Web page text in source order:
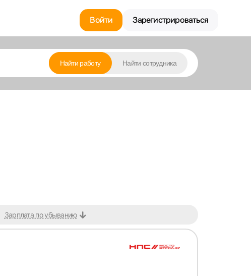
Войти Зарегистрироваться
Найти работу Найти сотрудника
Зарплата по убыванию